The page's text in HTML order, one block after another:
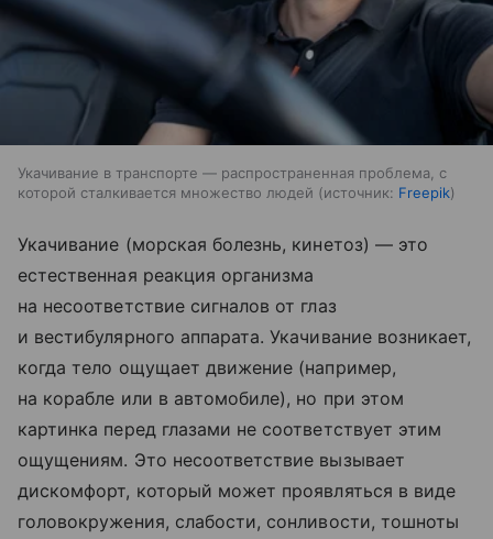
Укачивание в транспорте — распространенная проблема, с
которой сталкивается множество людей
источник: Freepik
Укачивание (морская болезнь, кинетоз) — это
естественная реакция организма
на несоответствие сигналов от глаз
и вестибулярного аппарата. Укачивание возникает,
когда тело ощущает движение (например,
на корабле или в автомобиле), но при этом
картинка перед глазами не соответствует этим
ощущениям. Это несоответствие вызывает
дискомфорт, который может проявляться в виде
головокружения, слабости, сонливости, тошноты